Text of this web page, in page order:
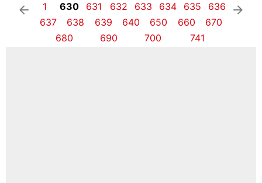
arrow_left 1 630 631 632 633 634 635
636
637
638 639 640 650 660
670
680
690 700 741
arrow_right